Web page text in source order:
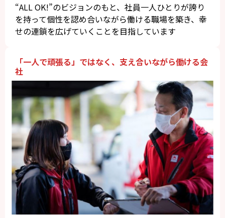
“ALL OK!”のビジョンのもと、社員一人ひとりが誇り
を持って個性を認め合いながら働ける職場を築き、幸
せの連鎖を広げていくことを目指しています
「一人で頑張る」ではなく、支え合いながら働ける会
社